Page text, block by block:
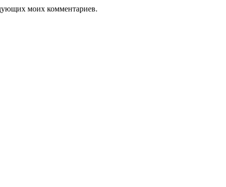
моих комментариев.